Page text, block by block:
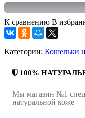
К сравнению В
Категории: Кошельки
100%
Мы магазин №1
натуральной коже